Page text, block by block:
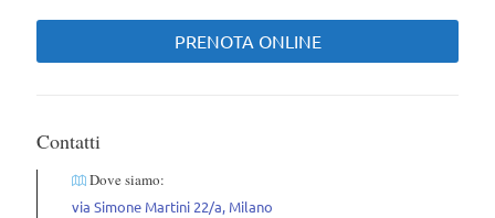
PRENOTA ONLINE
Contatti
Dove siamo:
via Simone Martini 22/a, Milano